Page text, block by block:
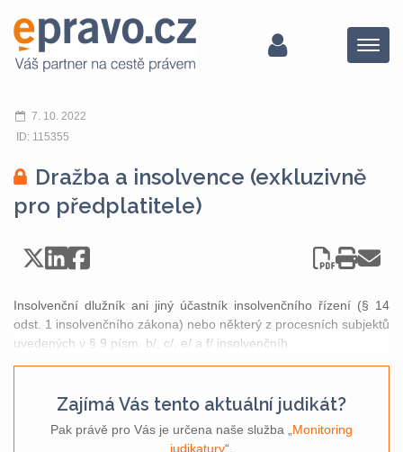
Menu
7. 10. 2022
ID: 115355
Dražba a insolvence (exkluzivně
pro předplatitele)
Insolvenční dlužník ani jiný účastník insolvenčního řízení (§ 14
odst. 1 insolvenčního zákona) nebo některý z procesních subjektů
uvedených v § 9 písm. b/, c/, e/ a f/ insolvenčníh
Zajímá Vás tento aktuální judikát?
Pak právě pro Vás je určena naše služba „ Monitoring
judikatury“.